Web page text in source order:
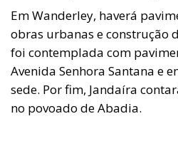
Em Wanderley, haverá
obras urbanas e construção
foi contemplada com
Avenida Senhora Santana e
sede. Por fim, Jandaíra
no povoado de Abadia.